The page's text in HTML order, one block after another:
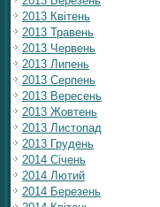
2013 Квітень
2013 Травень
2013 Червень
2013 Липень
2013 Серпень
2013 Вересень
2013 Жовтень
2013 Листопад
2013 Грудень
2014 Січень
2014 Лютий
2014 Березень